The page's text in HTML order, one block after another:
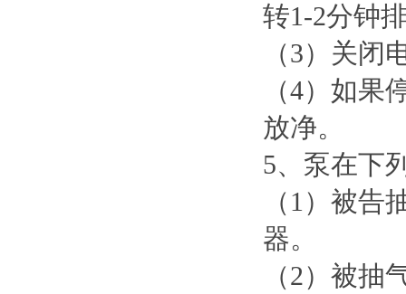
转1-2分钟
（3）关闭
（4）如
放净。
5、泵在下
（1）被
器。
（2）被